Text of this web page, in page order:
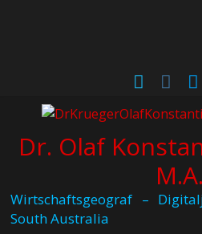
Dr. Olaf
M.A.
Wirtschaftsgeograf –
South Australia